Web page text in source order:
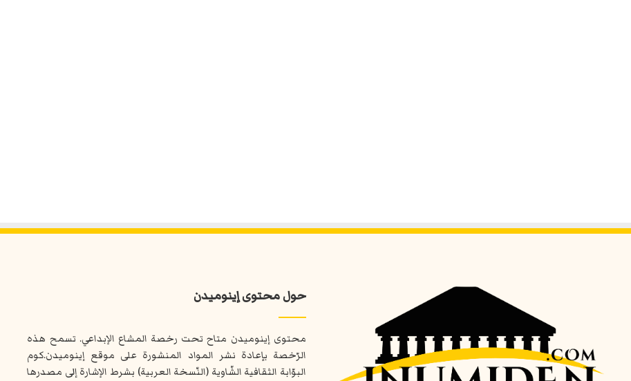
حول محتوى إينوميدن
محتوى إينوميدن متاح تحت رخصة المشاع الإبداعي. تسمح هذه
الرّخصة بإعادة نشر المواد المنشورة على موقع إينوميدن.كوم
البوّابة الثقافية الشّاوية (النّسخة العربية) بشرط الإشارة إلى مصدرها